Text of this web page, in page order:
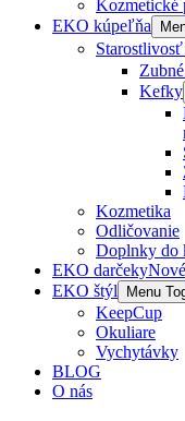
Kozmetické
EKO kúpeľňa
Kefky
Kozmetika
Odličovanie
Doplnky do
EKO darčekyNové
EKO štýl
Menu
KeepCup
Okuliare
Vychytávky
BLOG
O nás